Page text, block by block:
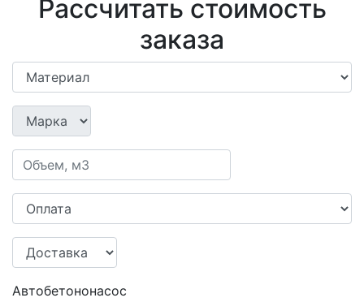
Рассчитать стоимость
заказа
Автобетононасос